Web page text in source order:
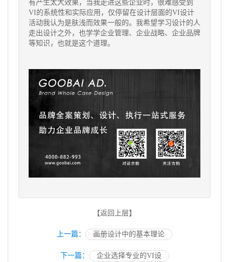
有产生太大效果，当我走进这些企业时，很难感受到
VI的系统性和实际应用，仅停留在设计层面的VI设计
活动我认为是肤浅而效果一般的。我希望学习设计的人
走出设计之外，也学学企业管理、企业战略、企业品牌
等知识，也就是这个道理。
【返回上层】
上一篇： 画册设计中的基本理论
下一篇： 企业选择专业的VI设